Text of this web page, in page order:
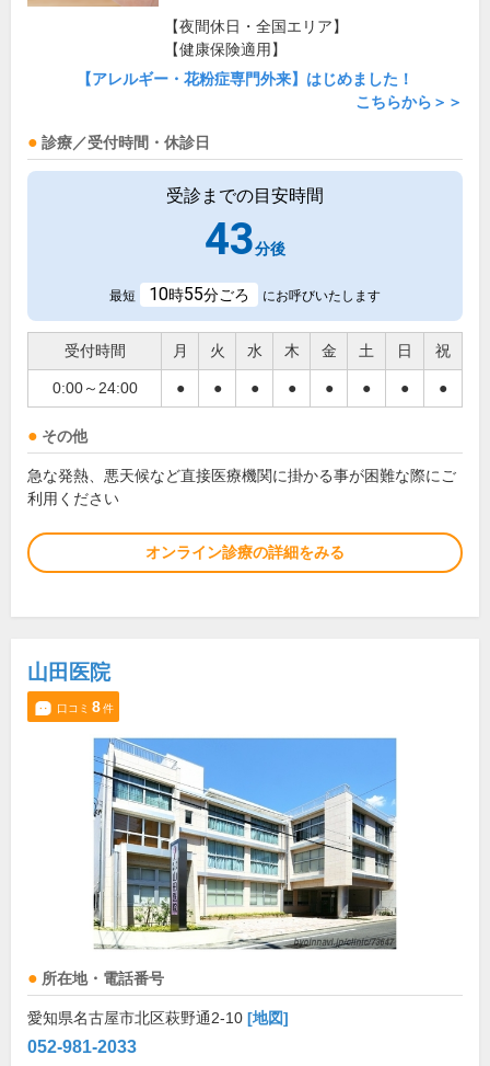
【夜間休日・全国エリア】
【健康保険適用】
【アレルギー・花粉症専門外来】はじめました！
こちらから＞＞
診療／受付時間・休診日
受診までの目安時間
43分後
最短 10時55分ごろ にお呼びいたします
受付時間 月 火 水 木 金 土 日 祝
0:00～24:00 ● ● ● ● ● ● ● ●
その他
急な発熱、悪天候など直接医療機関に掛かる事が困難な際にご
利用ください
オンライン診療の詳細をみる
山田医院
口コミ 8件
所在地・電話番号
愛知県名古屋市北区萩野通2-10 [地図]
052-981-2033